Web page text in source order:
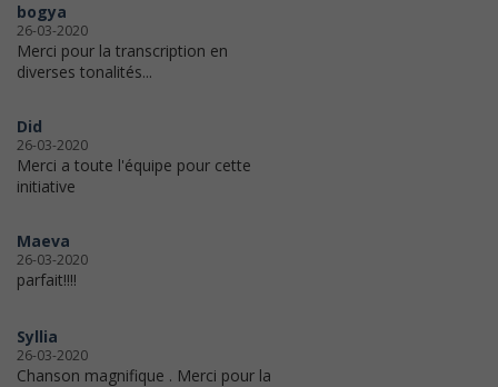
bogya
26-03-2020
Merci pour la transcription en
diverses tonalités...
Did
26-03-2020
Merci a toute l'équipe pour cette
initiative
Maeva
26-03-2020
parfait!!!!
Syllia
26-03-2020
Chanson magnifique . Merci pour la